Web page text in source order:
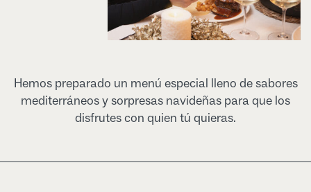
Hemos preparado un menú especial lleno de sabores
mediterráneos y sorpresas navideñas para que los
disfrutes con quien tú quieras.